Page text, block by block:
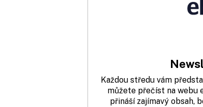
Každou středu vám
můžete přečíst na webu
přináší zajímavý obsah,